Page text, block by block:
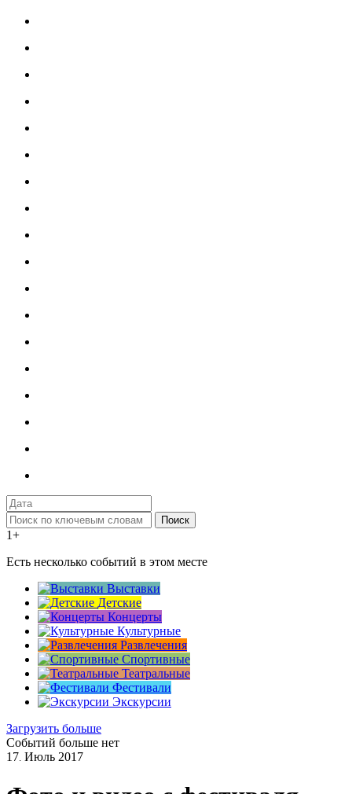
Поиск
1+
Есть несколько событий в этом месте
Выставки
Детские
Концерты
Культурные
Развлечения
Спортивные
Театральные
Фестивали
Экскурсии
Загрузить больше
Событий больше нет
17. Июль 2017